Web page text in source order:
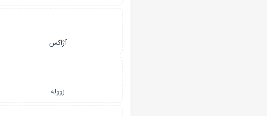
آژاکس
زووله